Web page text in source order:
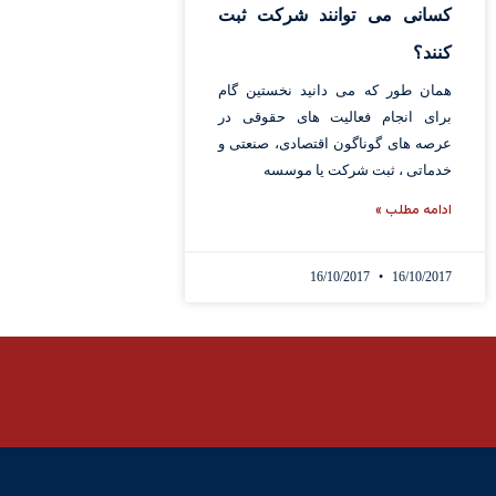
کسانی می توانند شرکت ثبت
کنند؟
همان طور که می دانید نخستین گام
برای انجام فعالیت های حقوقی در
عرصه های گوناگون اقتصادی، صنعتی و
خدماتی ، ثبت شرکت یا موسسه
ادامه مطلب »
16/10/2017